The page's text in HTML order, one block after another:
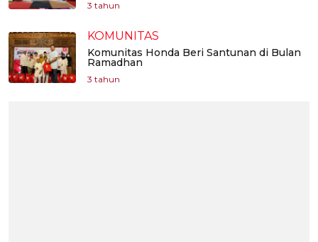
3 tahun
KOMUNITAS
Komunitas Honda Beri Santunan di Bulan
Ramadhan
3 tahun